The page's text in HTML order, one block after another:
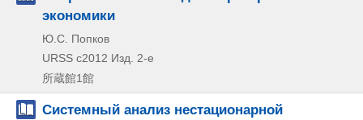
экономики
Ю.С. Попков
URSS c2012 Изд. 2-е
所蔵館1館
Системный анализ нестационарной